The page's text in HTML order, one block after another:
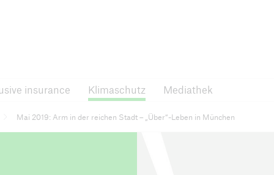
insurance Klimaschutz Mediathek
Mai 2019: Arm in der reichen Stadt – „Über“-Leben in München
Ankündigungen und
News, Ausschreibungen